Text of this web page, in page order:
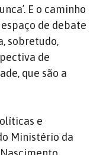
E o caminho
de debate
sobretudo,
de
que são a
e
Ministério da